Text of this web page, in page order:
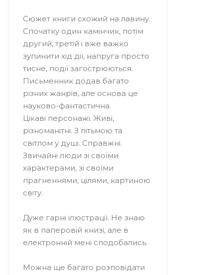
Сюжет книги схожий на лавину.
Спочатку один камінчик, потім
другий, третій і вже важко
зупинити хід дії, напруга просто
тисне, події загострюються.
Письменник додав багато
різних жанрів, але основа це
науково-фантастична.
Цікаві персонажі. Живі,
різноманітні. З пітьмою та
світлом у душі. Справжні.
Звичайні люди зі своїми
характерами, зі своїми
прагненнями, цілями, картиною
світу.
Дуже гарні ілюстрації. Не знаю
як в паперовій книзі, але в
електронній мені сподобались.
Можна ще багато розповідати